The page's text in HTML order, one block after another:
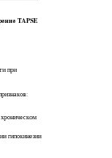
при
гипокинезии
TAPSE